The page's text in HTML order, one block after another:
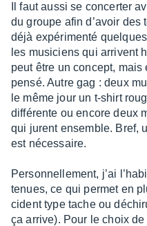
Il faut aussi se concer­ter
du groupe afin d’avoir des
déjà expé­ri­menté
les musi­ciens qui arrivent
peut être un concept,
pensé. Autre gag : deux
le même jour un t-shirt
diffé­rente ou encore deux
qui jurent ensemble. Bref,
est néces­saire.
Person­nel­le­ment, j’ai
tenues, ce qui permet en
ci­dent type tache ou
ça arrive). Pour le choix